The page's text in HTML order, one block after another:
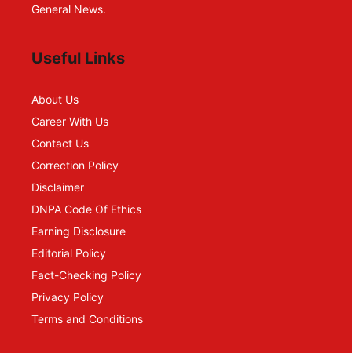
General News.
Useful Links
About Us
Career With Us
Contact Us
Correction Policy
Disclaimer
DNPA Code Of Ethics
Earning Disclosure
Editorial Policy
Fact-Checking Policy
Privacy Policy
Terms and Conditions